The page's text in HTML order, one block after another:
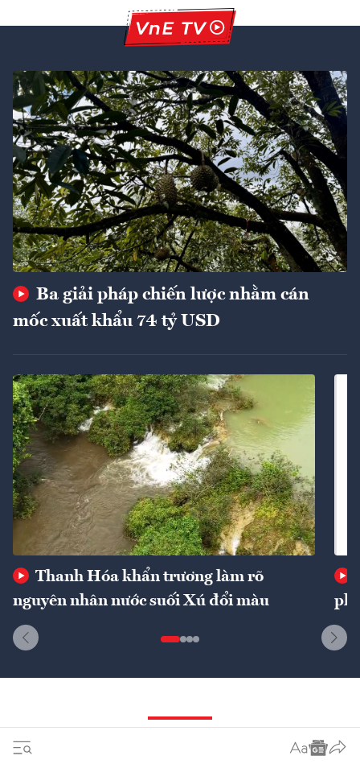
Ba giải pháp chiến lược nhằm cán
mốc xuất khẩu 74 tỷ USD
Thanh Hóa khẩn trương làm rõ
nguyên nhân nước suối Xú đổi màu
phí